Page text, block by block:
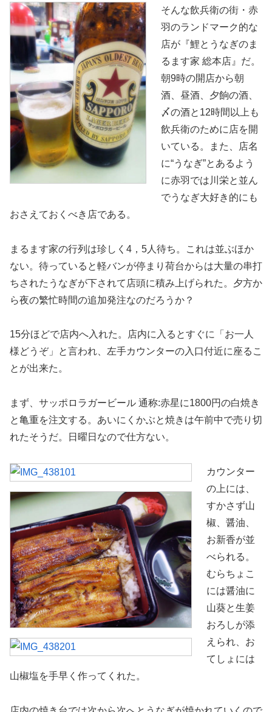
そんな飲兵衛の街・赤
羽のランドマーク的な
店が『鯉とうなぎのま
るます家 総本店』だ。
朝9時の開店から朝
酒、昼酒、夕餉の酒、
〆の酒と12時間以上も
飲兵衛のために店を開
いている。また、店名
に“うなぎ”とあるよう
に赤羽では川栄と並ん
でうなぎ大好き的にも
おさえておくべき店である。
まるます家の行列は珍しく4，5人待ち。これは並ぶほか
ない。待っていると軽バンが停まり荷台からは大量の串打
ちされたうなぎが下されて店頭に積み上げられた。夕方か
ら夜の繁忙時間の追加発注なのだろうか？
15分ほどで店内へ入れた。店内に入るとすぐに「お一人
様どうぞ」と言われ、左手カウンターの入口付近に座るこ
とが出来た。
まず、サッポロラガービール 通称:赤星に1800円の白焼き
と亀重を注文する。あいにくかぶと焼きは午前中で売り切
れたそうだ。日曜日なので仕方ない。
カウンター
の上には、
すかさず山
椒、醤油、
お新香が並
べられる。
むらちょこ
には醤油に
山葵と生姜
おろしが添
えられ、お
てしょには
山椒塩を手早く作ってくれた。